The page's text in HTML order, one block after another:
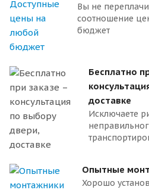
Вы не
соотношение
бюджет
Бесплатно
доставке
Исключаете
Опытные
Хорошо